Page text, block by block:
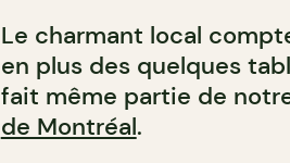
Le charmant local
en plus des quelques
fait même partie de
de Montréal.